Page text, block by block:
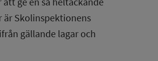
är Skolinspektionens
gällande lagar och